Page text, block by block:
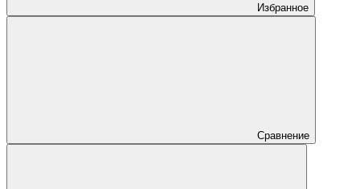
Избранное
Сравнение